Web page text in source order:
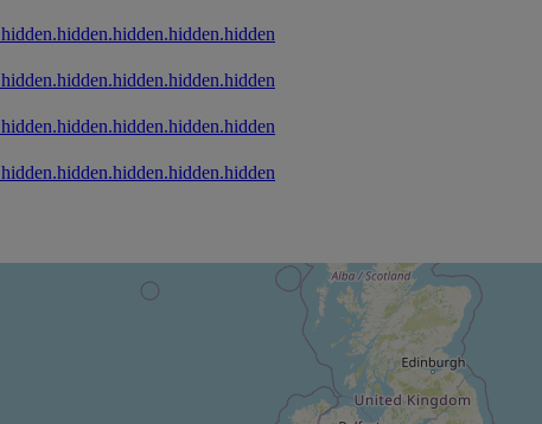
hidden.hidden.hidden.hidden.hidden
hidden.hidden.hidden.hidden.hidden
hidden.hidden.hidden.hidden.hidden
hidden.hidden.hidden.hidden.hidden